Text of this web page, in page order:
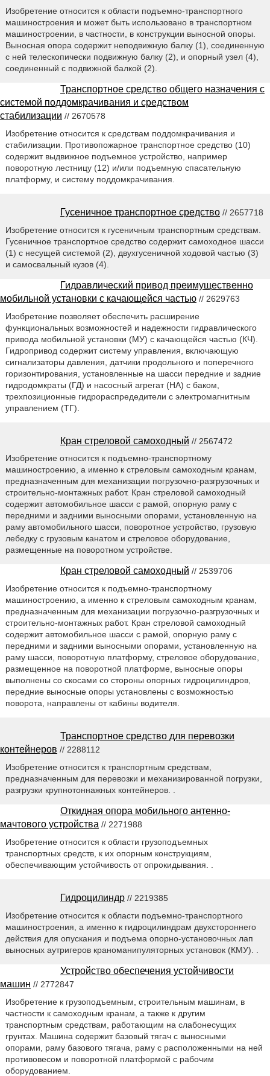
Изобретение относится к области подъемно-транспортного
машиностроения и может быть использовано в транспортном
машиностроении, в частности, в конструкции выносной опоры.
Выносная опора содержит неподвижную балку (1), соединенную
с ней телескопически подвижную балку (2), и опорный узел (4),
соединенный с подвижной балкой (2).
Транспортное средство общего назначения с
системой поддомкрачивания и средством
стабилизации // 2670578
Изобретение относится к средствам поддомкрачивания и
стабилизации. Противопожарное транспортное средство (10)
содержит выдвижное подъемное устройство, например
поворотную лестницу (12) и/или подъемную спасательную
платформу, и систему поддомкрачивания.
Гусеничное транспортное средство // 2657718
Изобретение относится к гусеничным транспортным средствам.
Гусеничное транспортное средство содержит самоходное шасси
(1) с несущей системой (2), двухгусеничной ходовой частью (3)
и самосвальный кузов (4).
Гидравлический привод преимущественно
мобильной установки с качающейся частью // 2629763
Изобретение позволяет обеспечить расширение
функциональных возможностей и надежности гидравлического
привода мобильной установки (МУ) с качающейся частью (КЧ).
Гидропривод содержит систему управления, включающую
сигнализаторы давления, датчики продольного и поперечного
горизонтирования, установленные на шасси передние и задние
гидродомкраты (ГД) и насосный агрегат (НА) с баком,
трехпозиционные гидрораспредедители с электромагнитным
управлением (ТГ).
Кран стреловой самоходный // 2567472
Изобретение относится к подъемно-транспортному
машиностроению, а именно к стреловым самоходным кранам,
предназначенным для механизации погрузочно-разгрузочных и
строительно-монтажных работ. Кран стреловой самоходный
содержит автомобильное шасси с рамой, опорную раму с
передними и задними выносными опорами, установленную на
раму автомобильного шасси, поворотное устройство, грузовую
лебедку с грузовым канатом и стреловое оборудование,
размещенные на поворотном устройстве.
Кран стреловой самоходный // 2539706
Изобретение относится к подъемно-транспортному
машиностроению, а именно к стреловым самоходным кранам,
предназначенным для механизации погрузочно-разгрузочных и
строительно-монтажных работ. Кран стреловой самоходный
содержит автомобильное шасси с рамой, опорную раму с
передними и задними выносными опорами, установленную на
раму шасси, поворотную платформу, стреловое оборудование,
размещенное на поворотной платформе, выносные опоры
выполнены со скосами со стороны опорных гидроцилиндров,
передние выносные опоры установлены с возможностью
поворота, направлены от кабины водителя.
Транспортное средство для перевозки
контейнеров // 2288112
Изобретение относится к транспортным средствам,
предназначенным для перевозки и механизированной погрузки,
разгрузки крупнотоннажных контейнеров. .
Откидная опора мобильного антенно-
мачтового устройства // 2271988
Изобретение относится к области грузоподъемных
транспортных средств, к их опорным конструкциям,
обеспечивающим устойчивость от опрокидывания. .
Гидроцилиндр // 2219385
Изобретение относится к области подъемно-транспортного
машиностроения, а именно к гидроцилиндрам двухстороннего
действия для опускания и подъема опорно-установочных лап
выносных аутригеров краноманипуляторных установок (КМУ). .
Устройство обеспечения устойчивости
машин // 2772847
Изобретение к грузоподъемным, строительным машинам, в
частности к самоходным кранам, а также к другим
транспортным средствам, работающим на слабонесущих
грунтах. Машина содержит базовый тягач с выносными
опорами, раму базового тягача, раму с расположенными на ней
противовесом и поворотной платформой с рабочим
оборудованием.